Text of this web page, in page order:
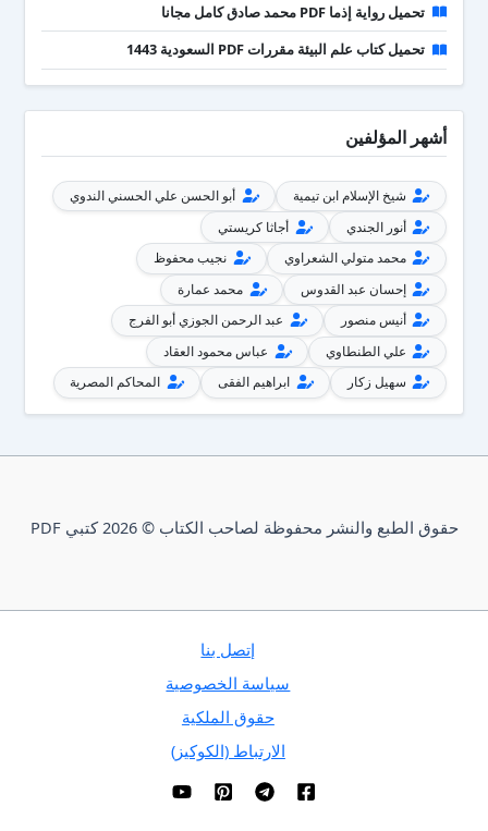
تحميل رواية إذما PDF محمد صادق كامل مجانا
تحميل كتاب علم البيئة مقررات PDF السعودية 1443
أشهر المؤلفين
شيخ الإسلام ابن تيمية
أبو الحسن علي الحسني الندوي
أنور الجندي
أجاثا كريستي
محمد متولي الشعراوي
نجيب محفوظ
إحسان عبد القدوس
محمد عمارة
أنيس منصور
عبد الرحمن الجوزي أبو الفرج
علي الطنطاوي
عباس محمود العقاد
سهيل زكار
ابراهيم الفقى المحاكم المصرية
حقوق الطبع والنشر محفوظة لصاحب الكتاب © 2026 كتبي PDF
إتصل بنا
سياسة الخصوصية
حقوق الملكية
الارتباط (الكوكيز)